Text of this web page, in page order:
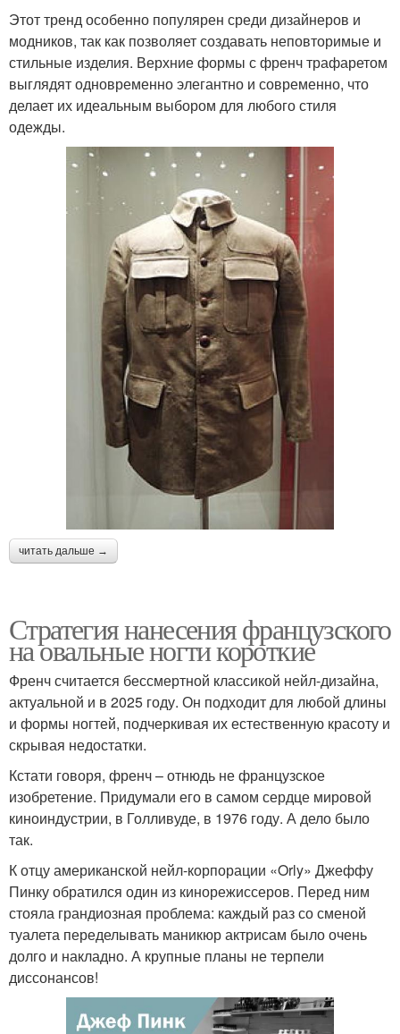
Этот тренд особенно популярен среди дизайнеров и
модников, так как позволяет создавать неповторимые и
стильные изделия. Верхние формы с френч трафаретом
выглядят одновременно элегантно и современно, что
делает их идеальным выбором для любого стиля
одежды.
читать дальше →
Стратегия нанесения французского
на овальные ногти короткие
Френч считается бессмертной классикой нейл-дизайна,
актуальной и в 2025 году. Он подходит для любой длины
и формы ногтей, подчеркивая их естественную красоту и
скрывая недостатки.
Кстати говоря, френч – отнюдь не французское
изобретение. Придумали его в самом сердце мировой
киноиндустрии, в Голливуде, в 1976 году. А дело было
так.
К отцу американской нейл-корпорации «Orly» Джеффу
Пинку обратился один из кинорежиссеров. Перед ним
стояла грандиозная проблема: каждый раз со сменой
туалета переделывать маникюр актрисам было очень
долго и накладно. А крупные планы не терпели
диссонансов!